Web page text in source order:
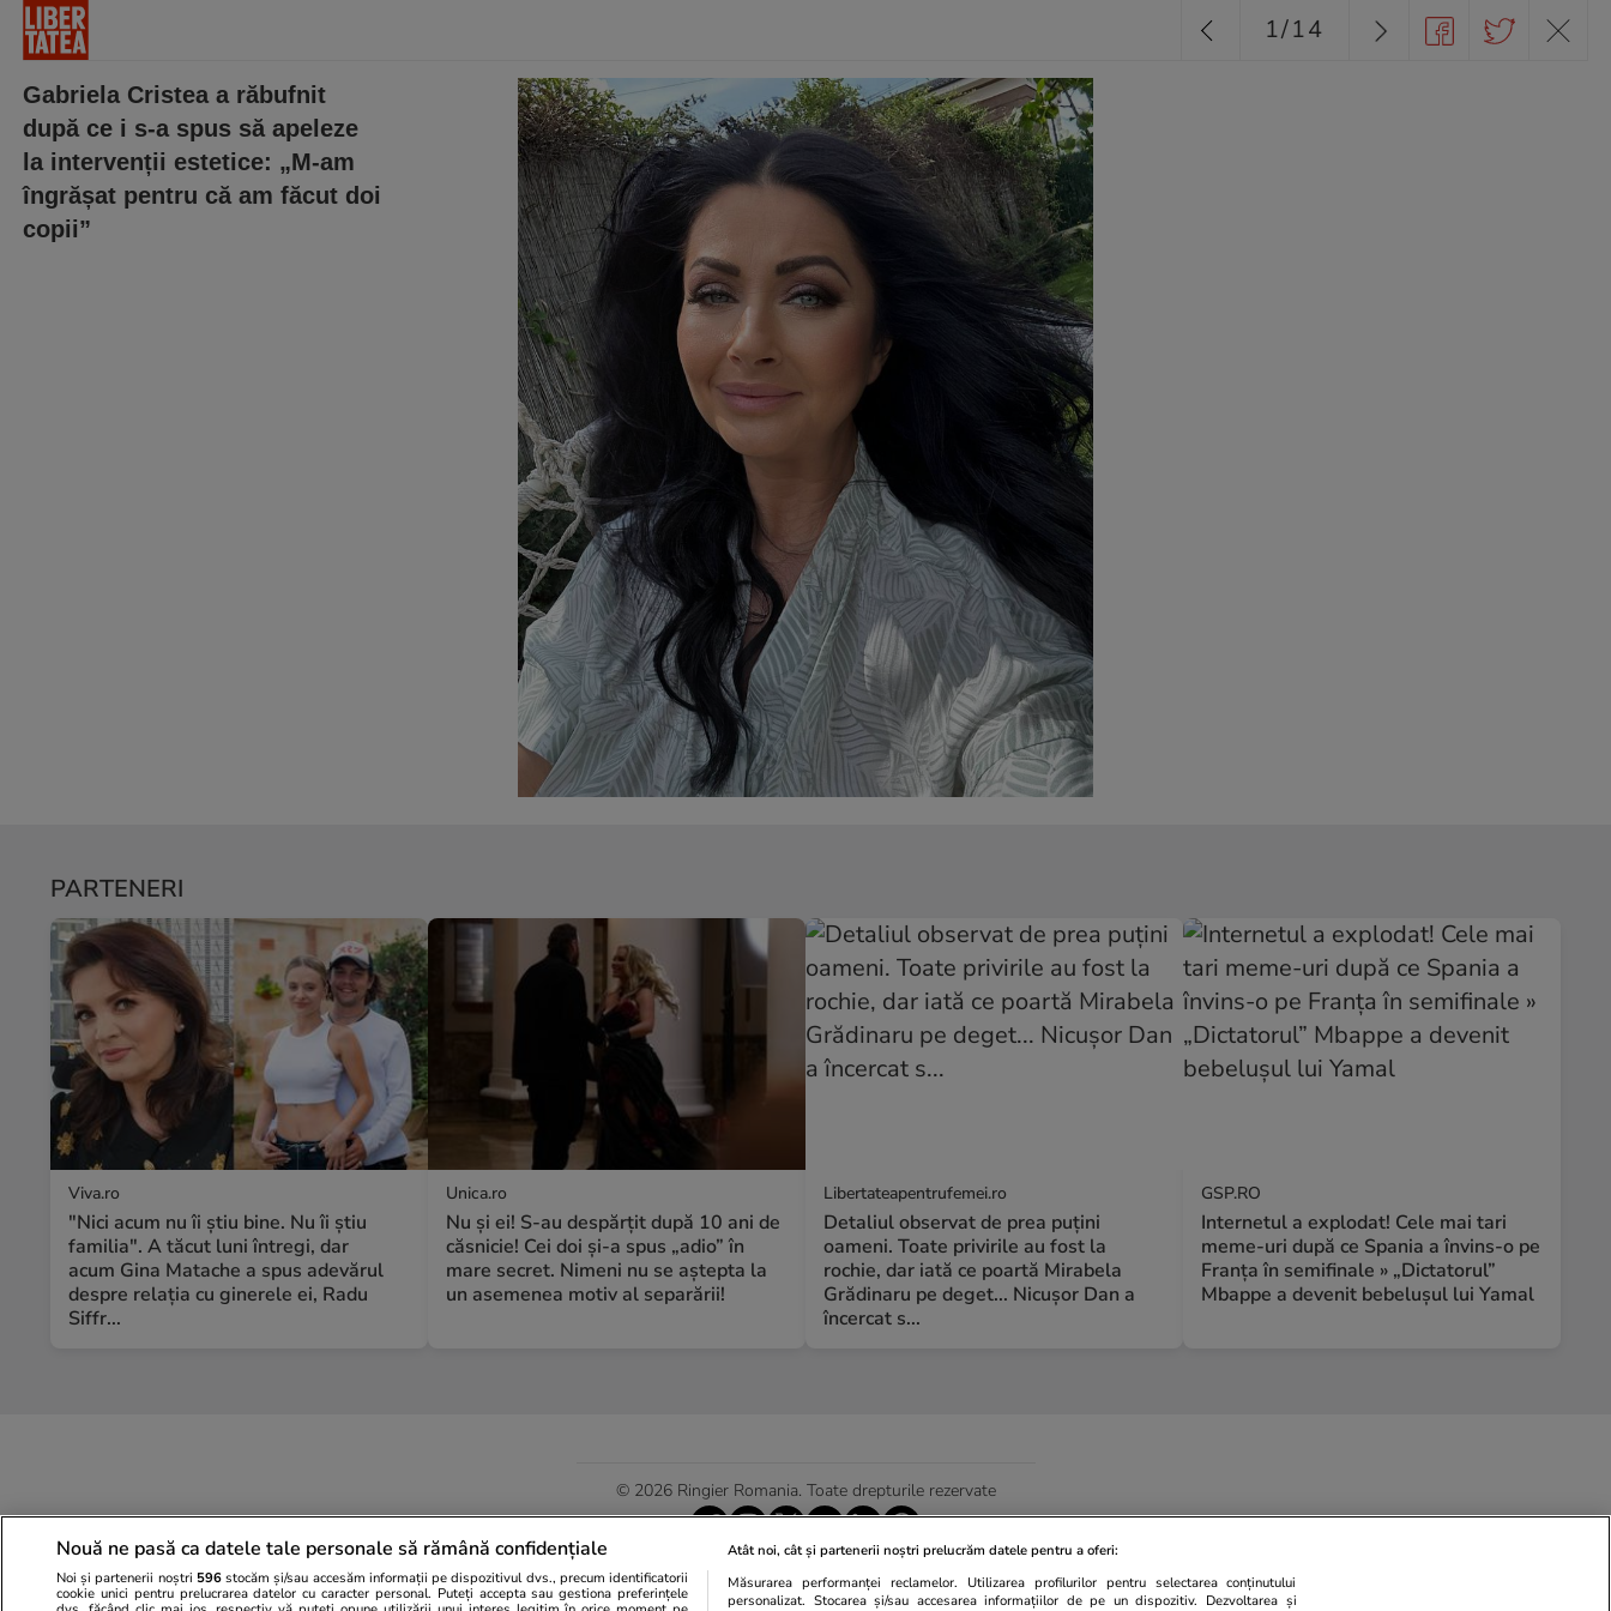
Gabriela Cristea a răbufnit
după ce i s-a spus să apeleze
la intervenții estetice: „M-am
îngrășat pentru că am făcut doi
copii”
1/14
PARTENERI
Viva.ro
"Nici acum nu îi știu bine. Nu îi știu
familia". A tăcut luni întregi, dar
acum Gina Matache a spus adevărul
despre relația cu ginerele ei, Radu
Siffr...
Unica.ro
Nu și ei! S-au despărțit după 10 ani de
căsnicie! Cei doi și-a spus „adio” în
mare secret. Nimeni nu se aștepta la
un asemenea motiv al separării!
Libertateapentrufemei.ro
Detaliul observat de prea puțini
oameni. Toate privirile au fost la
rochie, dar iată ce poartă Mirabela
Grădinaru pe deget... Nicușor Dan a
încercat s...
GSP.RO
Internetul a explodat! Cele mai tari
meme-uri după ce Spania a învins-o pe
Franța în semifinale » „Dictatorul”
Mbappe a devenit bebelușul lui Yamal
© 2026 Ringier Romania. Toate drepturile rezervate
Actualizare preferințe cookies
Nouă ne pasă ca datele tale personale să rămână confidențiale
Noi și partenerii noștri 596stocăm și/sau accesăm informații pe dispozitivul dvs., precum identificatorii
cookie unici pentru prelucrarea datelor cu caracter personal. Puteți accepta sau gestiona preferințele
Atât noi, cât și partenerii noștri prelucrăm datele pentru a oferi:
Măsurarea performanței reclamelor. Utilizarea profilurilor pentru selectarea conținutului
personalizat. Stocarea și/sau accesarea informațiilor de pe un dispozitiv. Dezvoltarea și